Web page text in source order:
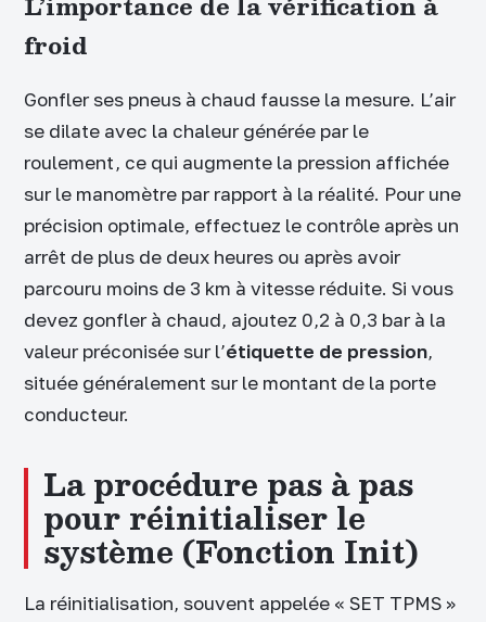
froid
Gonfler ses pneus à chaud fausse la mesure. L’air
se dilate avec la chaleur générée par le
roulement, ce qui augmente la pression affichée
sur le manomètre par rapport à la réalité. Pour une
précision optimale, effectuez le contrôle après un
arrêt de plus de deux heures ou après avoir
parcouru moins de 3 km à vitesse réduite. Si vous
devez gonfler à chaud, ajoutez 0,2 à 0,3 bar à la
valeur préconisée sur l’étiquette de pression,
située généralement sur le montant de la porte
conducteur.
La procédure pas à pas
pour réinitialiser le
système (Fonction Init)
La réinitialisation, souvent appelée « SET TPMS »